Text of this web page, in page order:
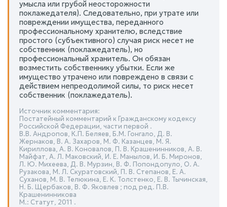
умысла или грубой неосторожности
поклажедателя). Следовательно, при утрате или
повреждении имущества, переданного
профессиональному хранителю, вследствие
простого (субъективного) случая риск несет не
собственник (поклажедатель), но
профессиональный хранитель. Он обязан
возместить собственнику убытки. Если же
имущество утрачено или повреждено в связи с
действием непреодолимой силы, то риск несет
собственник (поклажедатель).
Источник комментария:
Постатейный комментарий к Гражданскому кодексу
Российской Федерации, части первой .
В.В. Андропов, К.П. Беляев, Б.М. Гонгало, Д. В.
Жернаков, В. А. Захаров, М. Ф. Казанцев, М. Я.
Кириллова, А. В. Коновалов, П. В. Крашенинников, А. В.
Майфат, А. Л. Маковский, И. Е. Манылов, И. Б. Миронов,
Л. Ю. Михеева, Д. В. Мурзин, В. Ф. Попондопуло, О. А.
Рузакова, М. Л. Скуратовский, П. В. Степанов, Е. А.
Суханов, М. В. Телюкина, Е. К. Толстенко, Е. В. Тычинская,
Н. Б. Щербаков, В. Ф. Яковлев ; под ред. П.В.
Крашенинникова
М.: Статут, 2011 .